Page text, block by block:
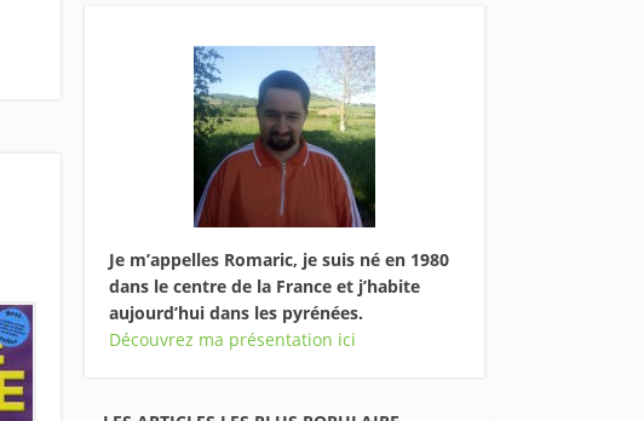
Je m’appelles Romaric, je suis né en 1980
dans le centre de la France et j’habite
aujourd’hui dans les pyrénées.
Découvrez ma présentation ici